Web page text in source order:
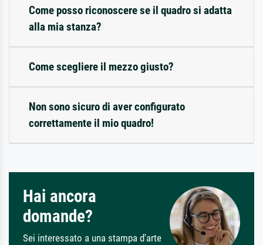
Come posso riconoscere se il quadro si adatta
alla mia stanza?
Come scegliere il mezzo giusto?
Non sono sicuro di aver configurato
correttamente il mio quadro!
Hai ancora
domande?
Sei interessato a una stampa d'arte